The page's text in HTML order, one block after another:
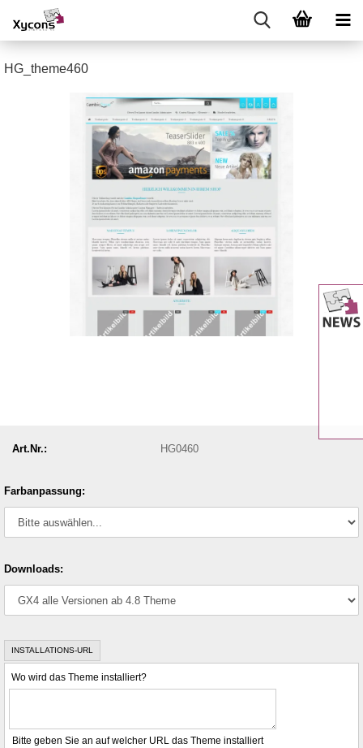
HG_theme460
Art.Nr.: HG0460
Farbanpassung:
Downloads:
INSTALLATIONS-URL
Wo wird das Theme installiert?
Bitte geben Sie an auf welcher URL das Theme installiert